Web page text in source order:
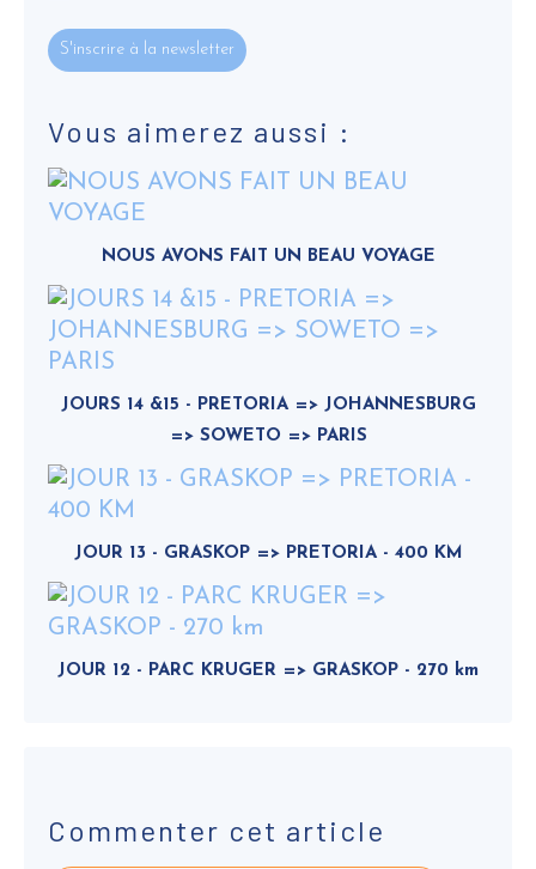
S'inscrire à la newsletter
Vous aimerez aussi :
NOUS AVONS FAIT UN BEAU VOYAGE
JOURS 14 &15 - PRETORIA => JOHANNESBURG
=> SOWETO => PARIS
JOUR 13 - GRASKOP => PRETORIA - 400 KM
JOUR 12 - PARC KRUGER => GRASKOP - 270 km
Commenter cet article